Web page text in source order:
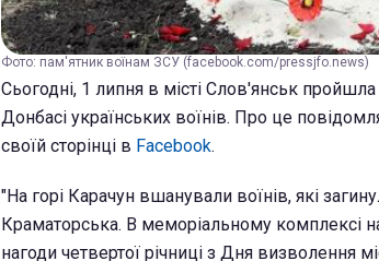
Фото: пам'ятник воїнам ЗСУ (facebook.com/pressjfo.news)
Сьогодні, 1 липня в місті Слов'янськ
Донбасі українських воїнів. Про це
своїй сторінці в Facebook.
"На горі Карачун вшанували воїнів, які
Краматорська. В меморіальному комплексі
нагоди четвертої річниці з Дня визволення